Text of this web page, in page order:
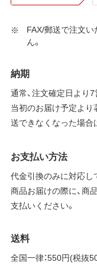
FAX/郵送で注文
ん。
納期
通常、注文確定日より
当初のお届け予定より
送できなくなった場合
お支払い方法
代金引換のみに対応し
商品お届けの際に、商
支払いください。
送料
全国一律：550円(税抜